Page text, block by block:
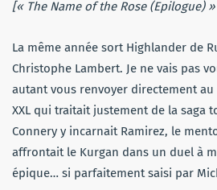
[« The Name of the Rose (Epilogue)
La même année sort Highlander de
Christophe Lambert. Je ne vais pas
autant vous renvoyer directement au
XXL qui traitait justement de la saga
Connery y incarnait Ramirez, le
affrontait le Kurgan dans un duel à
épique… si parfaitement saisi par